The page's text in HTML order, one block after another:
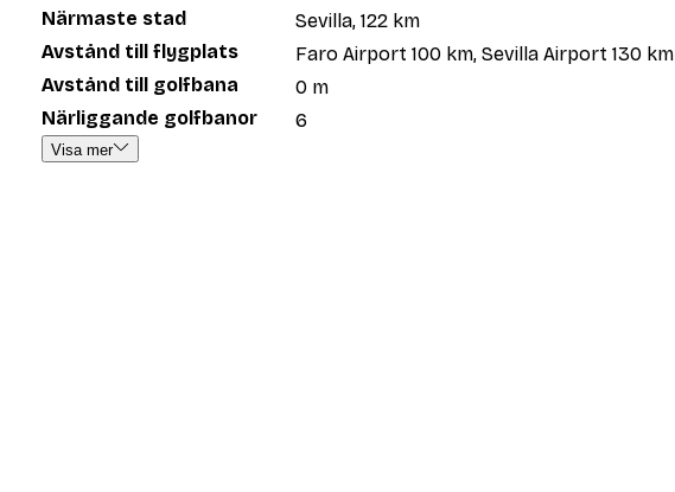
Närmaste stad
Sevilla, 122 km
Avstånd till flygplats
Faro Airport 100 km, Sevilla Airport 130 km
Avstånd till golfbana
0 m
Närliggande golfbanor
6
Visa mer